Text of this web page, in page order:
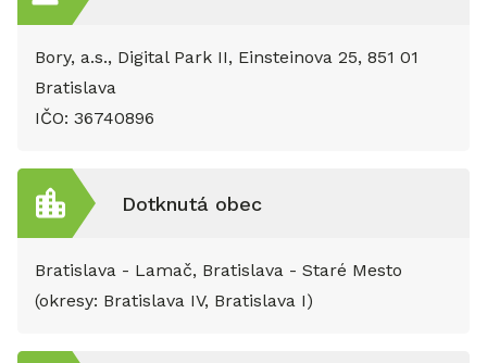
Bory, a.s., Digital Park II, Einsteinova 25, 851 01
Bratislava
IČO: 36740896
Dotknutá obec
Bratislava - Lamač, Bratislava - Staré Mesto
(okresy: Bratislava IV, Bratislava I)